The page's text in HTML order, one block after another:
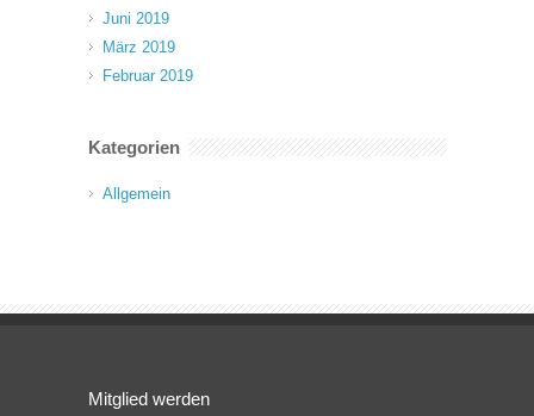
Juni 2019
März 2019
Februar 2019
Kategorien
Allgemein
Mitglied werden